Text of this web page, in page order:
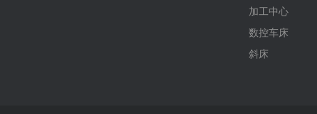
加工中心
数控车床
斜床